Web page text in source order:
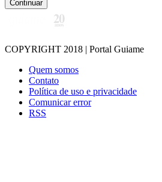
Continuar
COPYRIGHT 2018 | Portal Guiame
Quem somos
Contato
Política de uso e privacidade
Comunicar error
RSS